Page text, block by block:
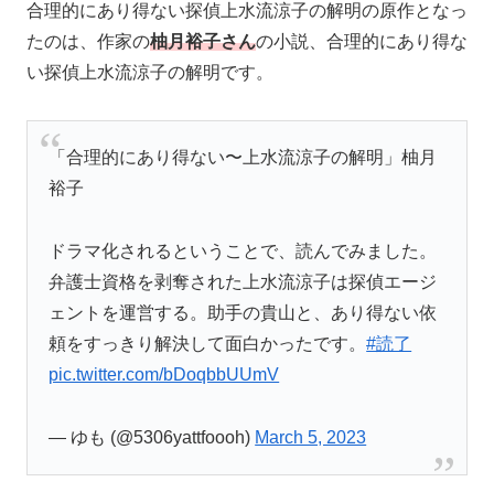
合理的にあり得ない探偵上水流涼子の解明の原作となっ
たのは、作家の柚月裕子さんの小説、合理的にあり得な
い探偵上水流涼子の解明です。
「合理的にあり得ない〜上水流涼子の解明」柚月
裕子
ドラマ化されるということで、読んでみました。
弁護士資格を剥奪された上水流涼子は探偵エージ
ェントを運営する。助手の貴山と、あり得ない依
頼をすっきり解決して面白かったです。#読了
pic.twitter.com/bDoqbbUUmV
— ゆも (@5306yattfoooh) March 5, 2023